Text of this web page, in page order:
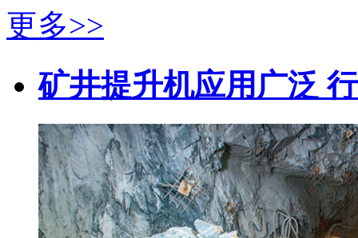
更多>>
矿井提升机应用广泛